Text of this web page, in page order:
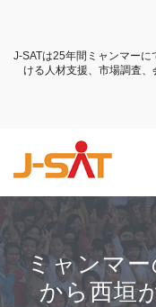
J-SATは25年間ミャンマー
ける 人材支援、市場調査
ミャンマ
から西垣